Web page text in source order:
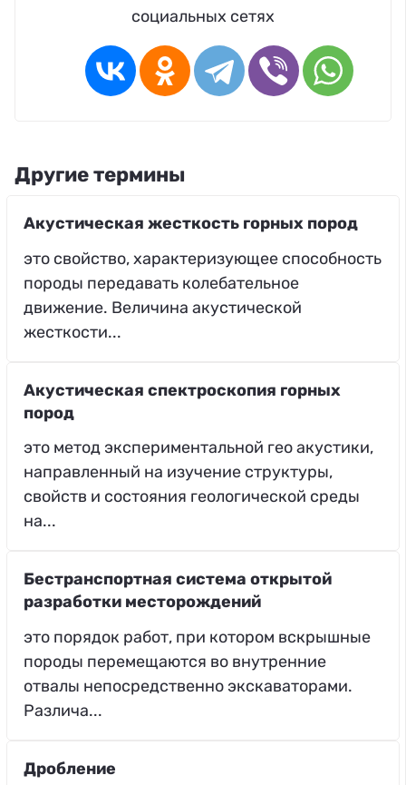
социальных сетях
Другие термины
Акустическая жесткость горных пород
это свойство, характеризующее способность
породы передавать колебательное
движение. Величина акустической
жесткости...
Акустическая спектроскопия горных
пород
это метод экспериментальной гео акустики,
направленный на изучение структуры,
свойств и состояния геологической среды
на...
Бестранспортная система открытой
разработки месторождений
это порядок работ, при котором вскрышные
породы перемещаются во внутренние
отвалы непосредственно экскаваторами.
Различа...
Дробление